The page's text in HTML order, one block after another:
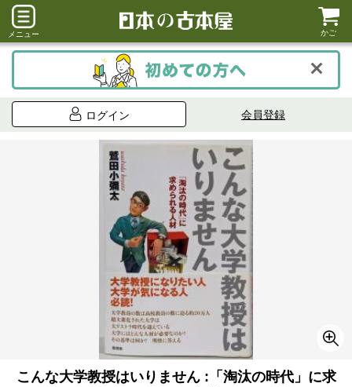
メニュー かご
ログイン 会員登録
こんな大学教授はいりません :「淘汰の時代」に求